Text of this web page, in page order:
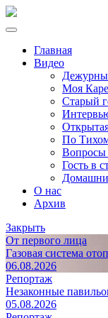
Главная
Видео
Моя
Старый
По
Вопросы
Гость в
О нас
Архив
Закрыть
От первого лица
Газовая система
06.08.2026
Репортаж
Незаконные
05.08.2026